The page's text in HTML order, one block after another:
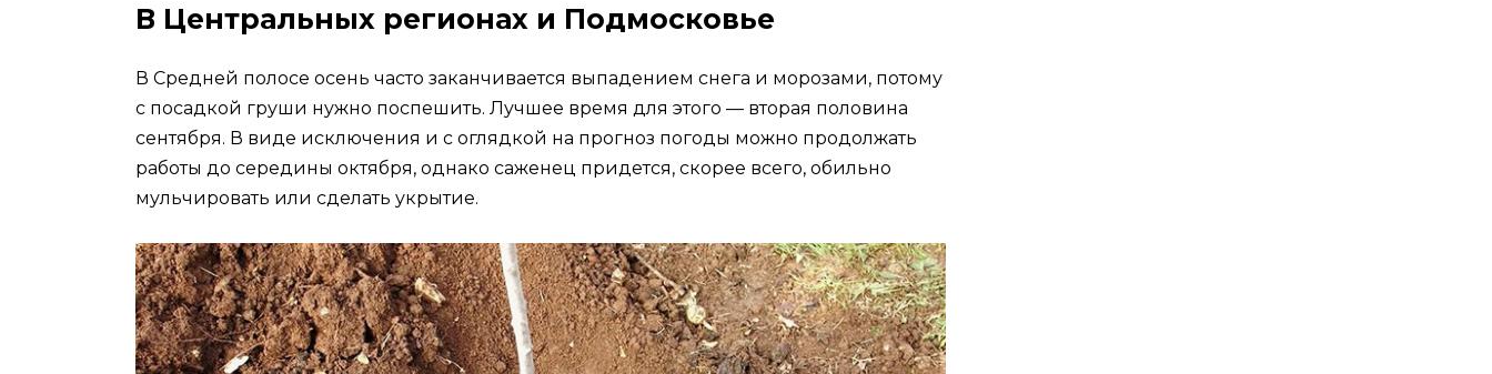
В Центральных регионах и Подмосковье
В Средней полосе осень часто заканчивается выпадением снега и морозами, потому
с посадкой груши нужно поспешить. Лучшее время для этого — вторая половина
сентября. В виде исключения и с оглядкой на прогноз погоды можно продолжать
работы до середины октября, однако саженец придется, скорее всего, обильно
мульчировать или сделать укрытие.